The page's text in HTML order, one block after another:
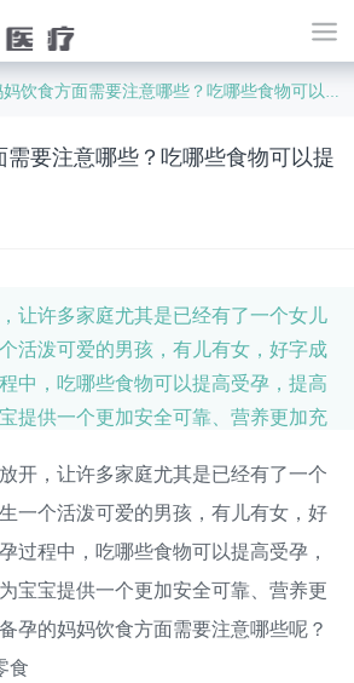
饮食方面需要注意哪些？吃哪些食物可以提高受孕？
要注意哪些？吃哪些食物可以提
让许多家庭尤其是已经有了一个女儿
活泼可爱的男孩，有儿有女，好字成
中，吃哪些食物可以提高受孕，提高
提供一个更加安全可靠、营养更加充
，让许多家庭尤其是已经有了一个
一个活泼可爱的男孩，有儿有女，好
过程中，吃哪些食物可以提高受孕，
宝宝提供一个更加安全可靠、营养更
孕的妈妈饮食方面需要注意哪些呢？
食